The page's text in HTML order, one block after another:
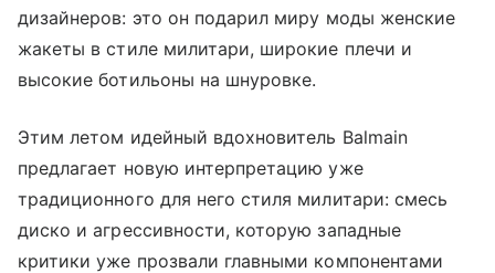
дизайнеров: это он подарил миру моды женские
жакеты в стиле милитари, широкие плечи и
высокие ботильоны на шнуровке.
Этим летом идейный вдохновитель Balmain
предлагает новую интерпретацию уже
традиционного для него стиля милитари: смесь
диско и агрессивности, которую западные
критики уже прозвали главными компонентами